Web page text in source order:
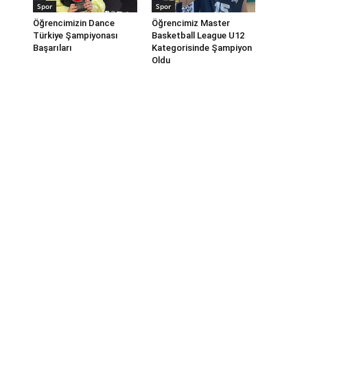
Spor
Öğrencimizin Dance
Türkiye Şampiyonası
Başarıları
Spor
Öğrencimiz Master
Basketball League U12
Kategorisinde Şampiyon
Oldu